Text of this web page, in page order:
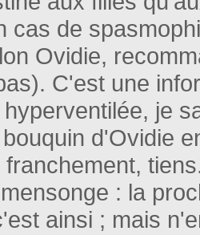
cas de
Ovidie,
C'est une
je
d'Ovidie
franchement,
: la
ainsi ; mais